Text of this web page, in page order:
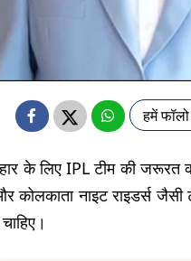
हमें
के लिए IPL टीम की
नाइट राइडर्स